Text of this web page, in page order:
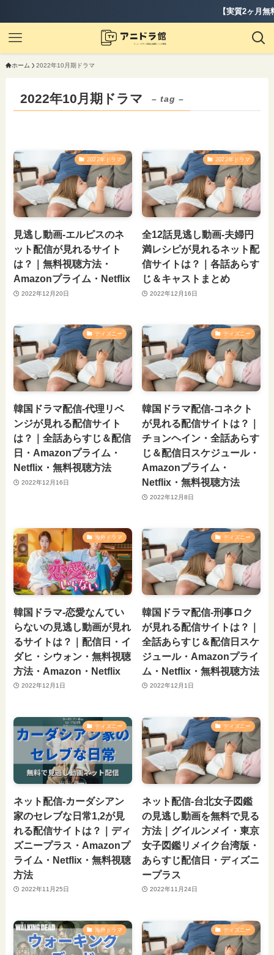
【実質2ヶ月無料】
ホーム 2022年10月期ドラマ
2022年10月期ドラマ – tag –
2022年ドラマ
見逃し動画-エルピスのネ
ット配信が見れるサイト
は？｜無料視聴方法・
Amazonプライム・Netflix
2022年12月20日
2022年ドラマ
全12話見逃し動画-夫婦円
満レシピが見れるネット配
信サイトは？｜各話あらす
じ＆キャストまとめ
2022年12月16日
ディズニー
韓国ドラマ配信-代理リベ
ンジが見れる配信サイト
は？｜全話あらすじ＆配信
日・Amazonプライム・
Netflix・無料視聴方法
2022年12月16日
ディズニー
韓国ドラマ配信-コネクト
が見れる配信サイトは？｜
チョンヘイン・全話あらす
じ＆配信日スケジュール・
Amazonプライム・
Netflix・無料視聴方法
2022年12月8日
海外ドラマ
韓国ドラマ-恋愛なんてい
らないの見逃し動画が見れ
るサイトは？｜配信日・イ
ダヒ・シウォン・無料視聴
方法・Amazon・Netflix
2022年12月1日
ディズニー
韓国ドラマ配信-刑事ロク
が見れる配信サイトは？｜
全話あらすじ＆配信日スケ
ジュール・Amazonプライ
ム・Netflix・無料視聴方法
2022年12月1日
ディズニー
ネット配信-カーダシアン
家のセレブな日常1,2が見
れる配信サイトは？｜ディ
ズニープラス・Amazonプ
ライム・Netflix・無料視聴
方法
2022年11月25日
ディズニー
ネット配信-台北女子図鑑
の見逃し動画を無料で見る
方法｜グイルンメイ・東京
女子図鑑リメイク台湾版・
あらすじ配信日・ディズニ
ープラス
2022年11月24日
海外ドラマ ディズニー